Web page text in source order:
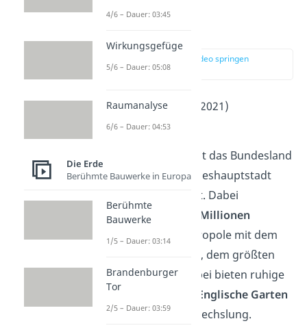
zur Stelle im Video springen
(03:57)
Einwohner: 1.562.000 (2021)
Fläche: 311 km2
Vor allem im Ausland ist das Bundesland
Bayernmit seiner Landeshauptstadt
sehr bekannt. Dabei
verbinden viele die
1,4 Millionen
Einwohner
starke Metropole mit dem
, dem größten
Volksfest der Welt. Dabei bieten ruhige
Rückzugsorte wie der
Englische Garten
eine willkommene Abwechslung.
4/6 – Dauer: 03:45
Wirkungsgefüge
5/6 – Dauer: 05:08
Raumanalyse
6/6 – Dauer: 04:53
Die Erde
Berühmte Bauwerke in Europa
Berühmte
Bauwerke
1/5 – Dauer: 03:14
Brandenburger
Tor
2/5 – Dauer: 03:59